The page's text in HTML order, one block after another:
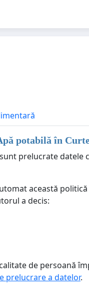
potabilă în
prelucrate datele
această
a decis:
de persoană
prelucrare a datelor.